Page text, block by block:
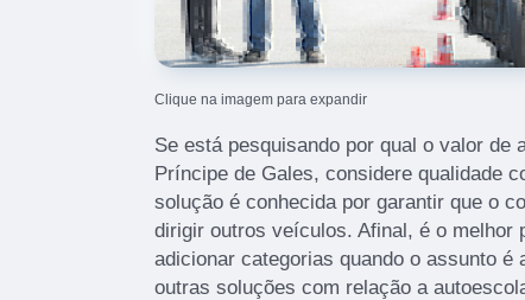
Clique na imagem para expandir
Se está pesquisando por qual o valor de
Príncipe de Gales, considere qualidade
solução é conhecida por garantir que o
dirigir outros veículos. Afinal, é o melhor
adicionar categorias quando o assunto é
outras soluções com relação a